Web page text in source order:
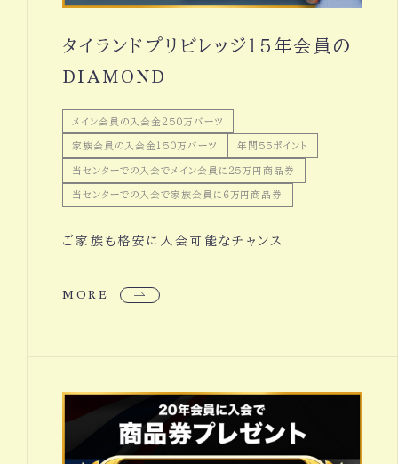
タイランドプリビレッジ１５年会員の
DIAMOND
メイン会員の入会金２５０万バーツ
家族会員の入会金１５０万バーツ 年間５５ポイント
当センターでの入会でメイン会員に２５万円商品券
当センターでの入会で家族会員に６万円商品券
ご家族も格安に入会可能なチャンス
MORE